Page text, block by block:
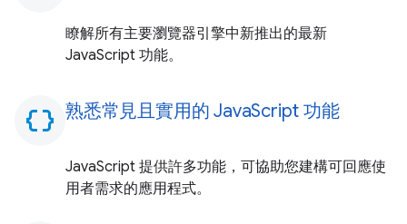
瞭解所有主要瀏覽器引擎中新推出的最新
JavaScript 功能。
data_object 熟悉常見且實用的 JavaScript 功能
JavaScript 提供許多功能，可協助您建構可回應使
用者需求的應用程式。